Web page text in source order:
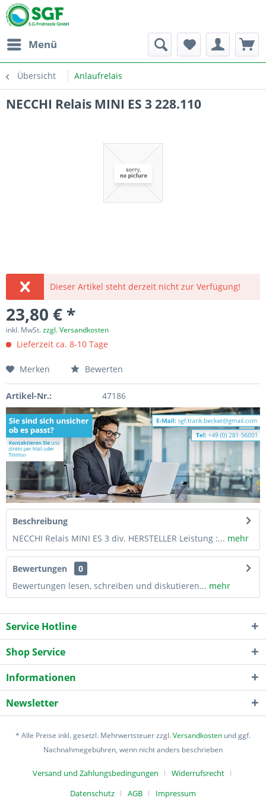
Menü
Übersicht Anlaufrelais
NECCHI Relais MINI ES 3 228.110
Dieser Artikel steht derzeit nicht zur Verfügung!
23,80 € *
inkl. MwSt.zzgl. Versandkosten
Lieferzeit ca. 8-10 Tage
Merken Bewerten
Artikel-Nr.: 47186
Beschreibung
NECCHI Relais MINI ES 3 div. HERSTELLER Leistung :... mehr
Bewertungen
0
Bewertungen lesen, schreiben und diskutieren... mehr
Service Hotline
Shop Service
Informationen
Newsletter
* Alle Preise inkl. gesetzl. Mehrwertsteuer zzgl.Versandkosten und ggf.
Nachnahmegebühren, wenn nicht anders beschrieben
Versand und Zahlungsbedingungen
Widerrufsrecht
Datenschutz
AGB Impressum